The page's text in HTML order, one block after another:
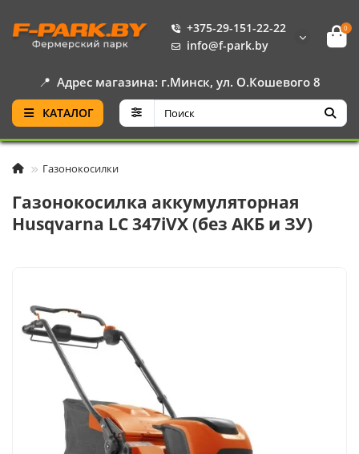
+375-29-151-22-22
info@f-park.by
0
📍 Адрес магазина: г.Минск, ул. О.Кошевого 8
КАТАЛОГ
Газонокосилки
Газонокосилка аккумуляторная
Husqvarna LC 347iVX (без АКБ и ЗУ)